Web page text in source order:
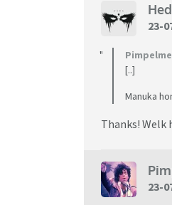
23-
[..]
Manuka
Thanks! Welk
23-